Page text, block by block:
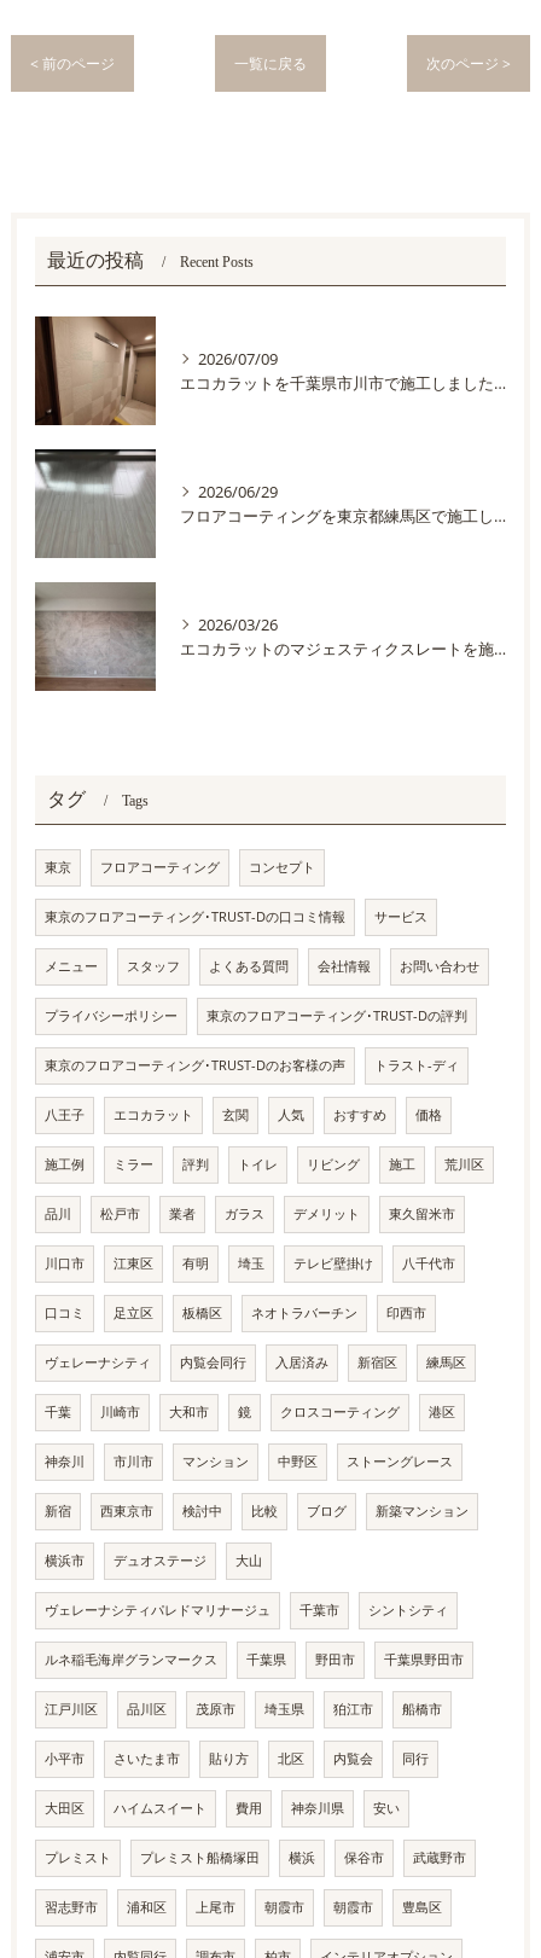
< 前のページ 一覧に戻る 次のページ >
最近の投稿 Recent Posts
2026/07/09
エコカラットを千葉県市川市で施工しました。
2026/06/29
フロアコーティングを東京都練馬区で施工しました
2026/03/26
エコカラットのマジェスティクスレートを施工しました
タグ Tags
東京 フロアコーティング コンセプト
東京のフロアコーティング･TRUST-Dの口コミ情報 サービス
メニュー スタッフ よくある質問 会社情報 お問い合わせ
プライバシーポリシー 東京のフロアコーティング･TRUST-Dの評判
東京のフロアコーティング･TRUST-Dのお客様の声 トラスト-ディ
八王子 エコカラット 玄関 人気 おすすめ 価格
施工例 ミラー 評判 トイレ リビング 施工 荒川区
品川 松戸市 業者 ガラス デメリット 東久留米市
川口市 江東区 有明 埼玉 テレビ壁掛け 八千代市
口コミ 足立区 板橋区 ネオトラバーチン 印西市
ヴェレーナシティ 内覧会同行 入居済み 新宿区 練馬区
千葉 川崎市 大和市 鏡 クロスコーティング 港区
神奈川 市川市 マンション 中野区 ストーングレース
新宿 西東京市 検討中 比較 ブログ 新築マンション
横浜市 デュオステージ 大山
ヴェレーナシティパレドマリナージュ 千葉市 シントシティ
ルネ稲毛海岸グランマークス 千葉県 野田市 千葉県野田市
江戸川区 品川区 茂原市 埼玉県 狛江市 船橋市
小平市 さいたま市 貼り方 北区 内覧会 同行
大田区 ハイムスイート 費用 神奈川県 安い
プレミスト プレミスト船橋塚田 横浜 保谷市 武蔵野市
習志野市 浦和区 上尾市 朝霞市 朝霞市 豊島区